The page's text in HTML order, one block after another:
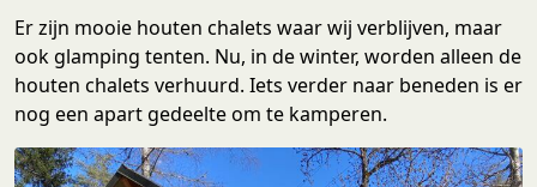
Er zijn mooie houten chalets waar wij verblijven, maar
ook glamping tenten. Nu, in de winter, worden alleen de
houten chalets verhuurd. Iets verder naar beneden is er
nog een apart gedeelte om te kamperen.